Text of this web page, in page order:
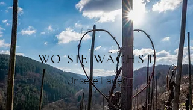
WO SIE WÄCHST
Unsere Lagen